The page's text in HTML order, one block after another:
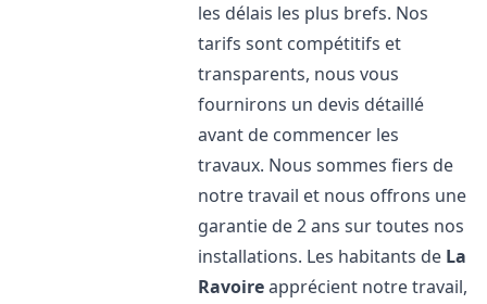
les délais les plus brefs. Nos
tarifs sont compétitifs et
transparents, nous vous
fournirons un devis détaillé
avant de commencer les
travaux. Nous sommes fiers de
notre travail et nous offrons une
garantie de 2 ans sur toutes nos
installations. Les habitants de La
Ravoireapprécient notre travail,